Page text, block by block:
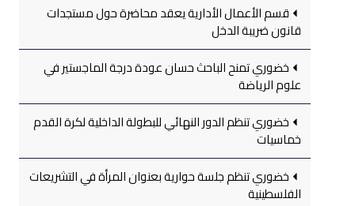
قسم الأعمال الأدارية يعقد محاضرة حول مستجدات
قانون ضريبة الدخل
خضوري تمنح الباحث حسان عودة درجة الماجستير في
علوم الرياضة
خضوري تنظم الدور النهائي للبطولة الداخلية لكرة القدم
خماسيات
خضوري تنظم جلسة حوارية بعنوان المرأة في التشريعات
الفلسطينية